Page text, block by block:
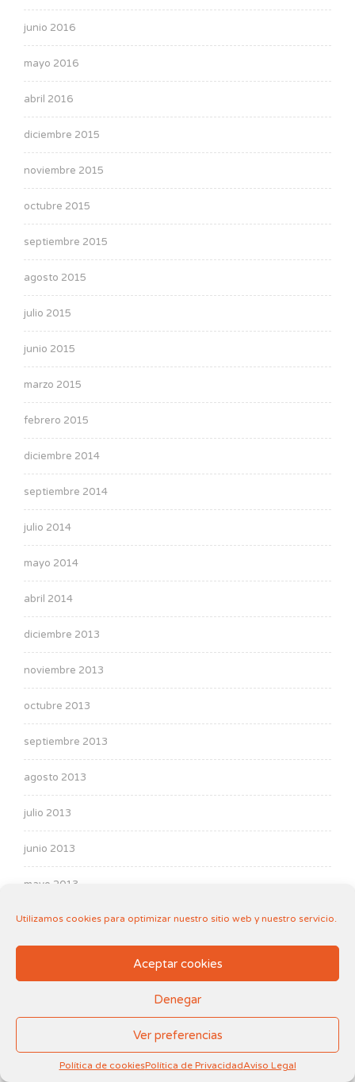
Utilizamos cookies para optimizar nuestro sitio web y nuestro servicio.
Aceptar cookies
Denegar
Ver preferencias
Política de cookiesPolítica de PrivacidadAviso Legal
junio 2016
mayo 2016
abril 2016
diciembre 2015
noviembre 2015
octubre 2015
septiembre 2015
agosto 2015
julio 2015
junio 2015
marzo 2015
febrero 2015
diciembre 2014
septiembre 2014
julio 2014
mayo 2014
abril 2014
diciembre 2013
noviembre 2013
octubre 2013
septiembre 2013
agosto 2013
julio 2013
junio 2013
mayo 2013
abril 2013
noviembre 2012